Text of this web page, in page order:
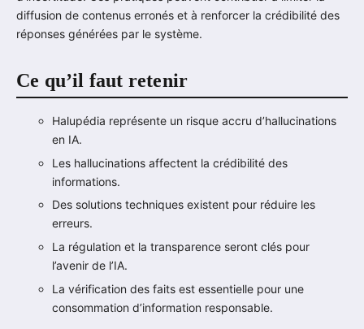
diffusion de contenus erronés et à renforcer la crédibilité des
réponses générées par le système.
Ce qu’il faut retenir
Halupédia représente un risque accru d’hallucinations
en IA.
Les hallucinations affectent la crédibilité des
informations.
Des solutions techniques existent pour réduire les
erreurs.
La régulation et la transparence seront clés pour
l’avenir de l’IA.
La vérification des faits est essentielle pour une
consommation d’information responsable.